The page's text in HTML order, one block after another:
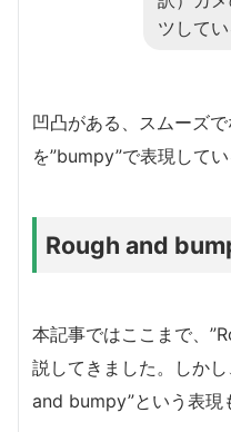
ツして
凹凸がある、スムーズ
を”bumpy”で表現して
Rough and
本記事ではここまで、
説してきました。しか
and bumpy”という表現